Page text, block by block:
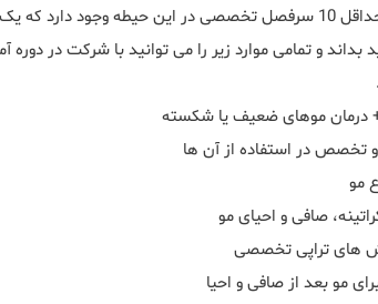
دارد که یک
بداند و تمامی موارد زیر را می توانید با شرکت در دوره